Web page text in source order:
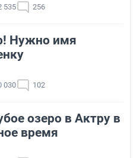
535 256
Нужно имя
030 102
озеро в Актру в
время